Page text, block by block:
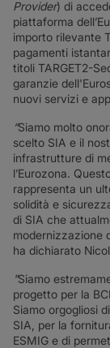
Provider) di
piattaforma
importo rilevante
pagamenti
titoli TARGET2-
garanzie
nuovi servizi e
“Siamo molto
scelto SIA e il
infrastrutture di
l’Eurozona.
rappresenta un
solidità e
di SIA che
modernizzazione
ha dichiarato
"Siamo
progetto per la
Siamo orgogliosi
SIA, per la
ESMIG e di